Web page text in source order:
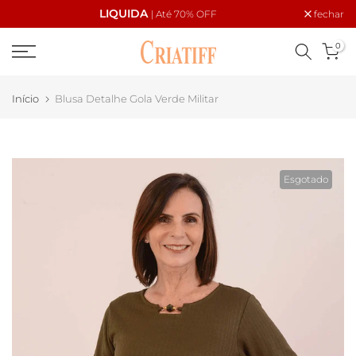
o
LIQUIDA | Até 70% OFF
PRIMEIRACOMPRA
fechar
0
Início Blusa Detalhe Gola Verde Militar
Esgotado